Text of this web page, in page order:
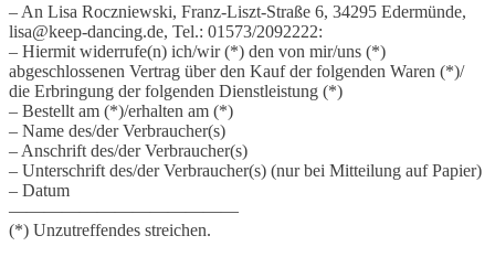
– An Lisa Roczniewski, Franz-Liszt-Straße 6, 34295 Edermünde,
lisa@keep-dancing.de, Tel.: 01573/2092222:
– Hiermit widerrufe(n) ich/wir (*) den von mir/uns (*)
abgeschlossenen Vertrag über den Kauf der folgenden Waren (*)/
die Erbringung der folgenden Dienstleistung (*)
– Bestellt am (*)/erhalten am (*)
– Name des/der Verbraucher(s)
– Anschrift des/der Verbraucher(s)
– Unterschrift des/der Verbraucher(s) (nur bei Mitteilung auf Papier)
– Datum
—————————————
(*) Unzutreffendes streichen.